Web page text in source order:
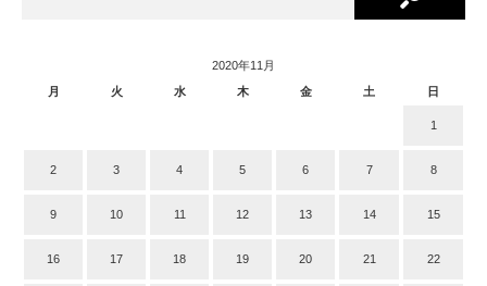
2020年11月
月
火 水 木 金 土 日
1
2 3 4 5 6 7 8
9 10 11 12 13 14 15
16 17 18 19 20 21 22